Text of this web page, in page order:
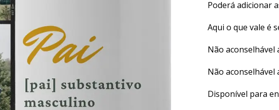
Poderá adicionar
Aqui o que vale é
Não aconselhável
Não aconselhável
Disponível para